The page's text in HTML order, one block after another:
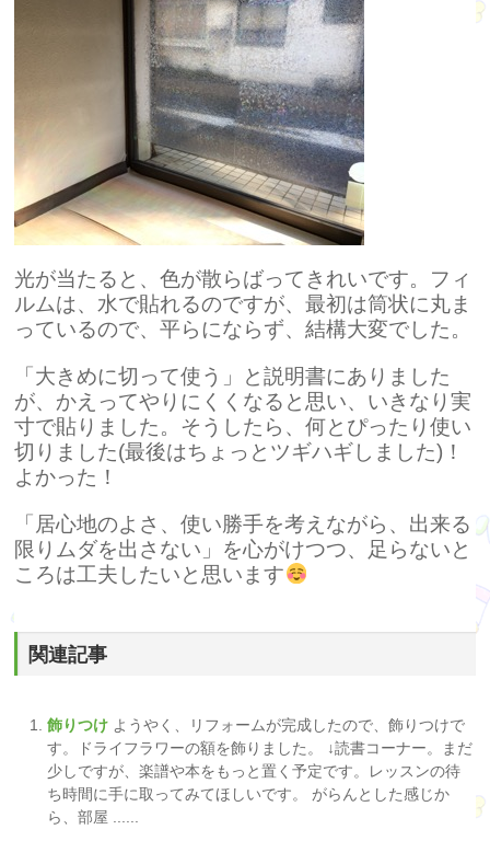
光が当たると、色が散らばってきれいです。フィ
ルムは、水で貼れるのですが、最初は筒状に丸ま
っているので、平らにならず、結構大変でした。
「大きめに切って使う」と説明書にありました
が、かえってやりにくくなると思い、いきなり実
寸で貼りました。そうしたら、何とぴったり使い
切りました(最後はちょっとツギハギしました)！
よかった！
「居心地のよさ、使い勝手を考えながら、出来る
限りムダを出さない」を心がけつつ、足らないと
ころは工夫したいと思います
関連記事
飾りつけ ようやく、リフォームが完成したので、飾りつけで
す。ドライフラワーの額を飾りました。 ↓読書コーナー。まだ
少しですが、楽譜や本をもっと置く予定です。レッスンの待
ち時間に手に取ってみてほしいです。 がらんとした感じか
ら、部屋 ......